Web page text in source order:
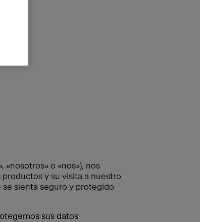
«nosotros» o «nos»), nos
y su visita a nuestro
sienta seguro y protegido
sus datos